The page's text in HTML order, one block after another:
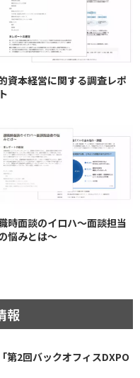
資本経営に関する調査レポ
時面談のイロハ〜面談担当
悩みとは〜
報
第2回バックオフィスDXPO